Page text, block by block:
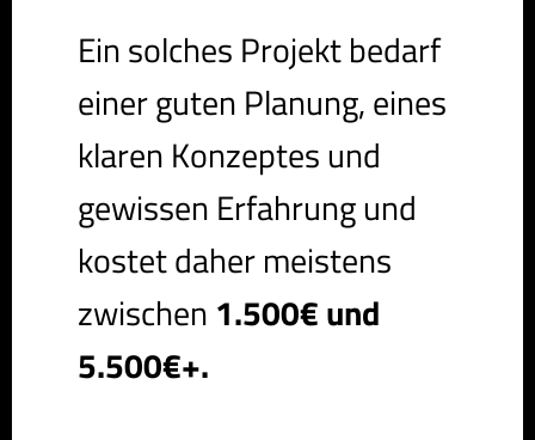
Ein solches Projekt bedarf
einer guten Planung, eines
klaren Konzeptes und
gewissen Erfahrung und
kostet daher meistens
zwischen 1.500€ und
5.500€+.